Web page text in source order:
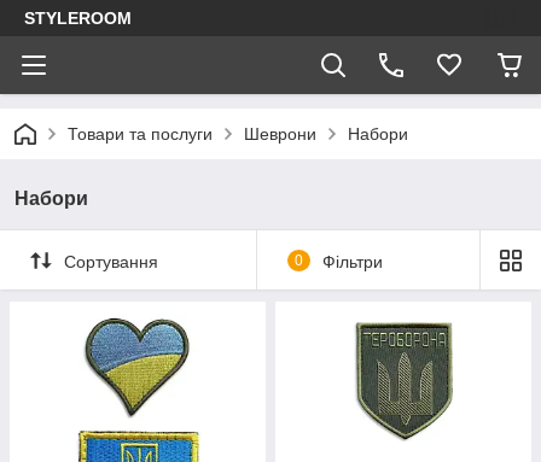
STYLEROOM
Товари та послуги Шеврони Набори
Набори
Сортування 0 Фільтри